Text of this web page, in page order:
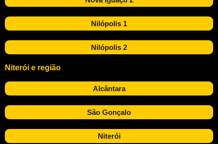
Nilópolis 1
Nilópolis 2
Niterói e região
Alcântara
São Gonçalo
Niterói